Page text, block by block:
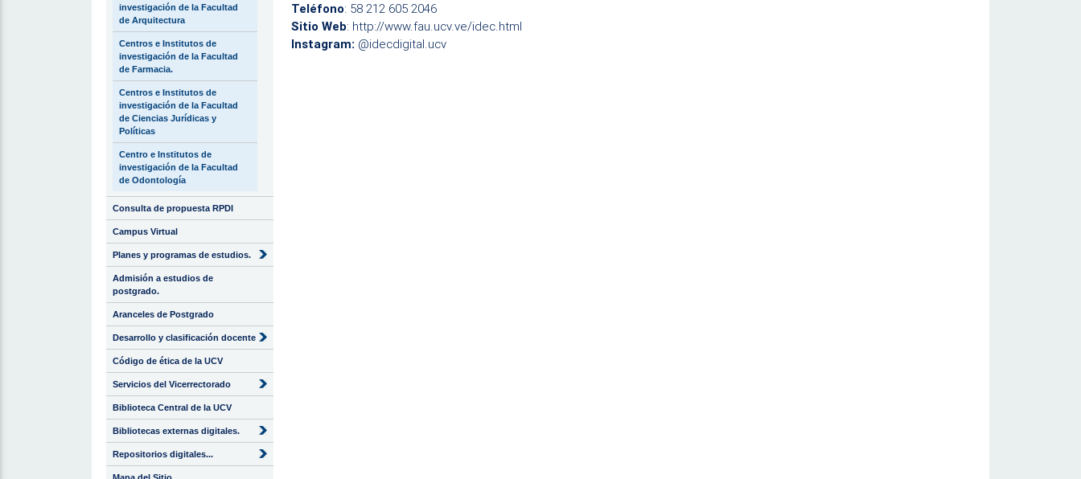
investigación de la Facultad
de Arquitectura
Centros e Institutos de
investigación de la Facultad
de Farmacia.
Centros e Institutos de
investigación de la Facultad
de Ciencias Jurídicas y
Políticas
Centro e Institutos de
investigación de la Facultad
de Odontología
Consulta de propuesta RPDI
Campus Virtual
Planes y programas de estudios.
Admisión a estudios de
postgrado.
Aranceles de Postgrado
Desarrollo y clasificación docente
Código de ética de la UCV
Servicios del Vicerrectorado
Biblioteca Central de la UCV
Bibliotecas externas digitales.
Repositorios digitales...
Teléfono: 58 212 605 2046
Sitio Web: http://www.fau.ucv.ve/idec.html
Instagram: @idecdigital.ucv